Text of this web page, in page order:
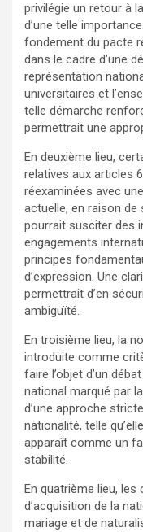
privilégie un retour à
d’une telle
fondement du pacte
dans le cadre d’une
représentation
universitaires et
telle démarche
permettrait une
En deuxième lieu,
relatives aux articles
réexaminées avec
actuelle, en raison
pourrait susciter des
engagements
principes
d’expression. Une
permettrait d’en
ambiguïté.
En troisième lieu, la
introduite comme
faire l’objet d’un
national marqué par
d’une approche
nationalité, telle
apparaît comme un
stabilité.
En quatrième lieu,
d’acquisition de la
mariage et de